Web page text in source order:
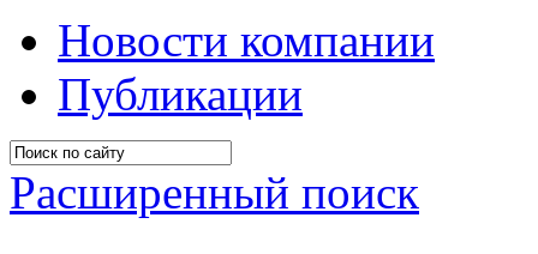
Новости компании
Публикации
Расширенный поиск